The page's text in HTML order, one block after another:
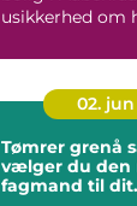
usikkerhed om
02. jun
Tømrer grenå sådan
vælger du den
fagmand til dit